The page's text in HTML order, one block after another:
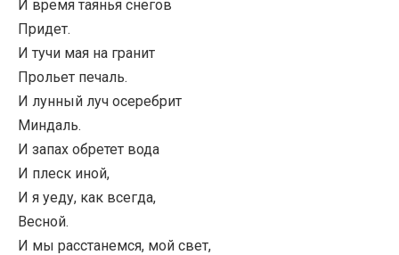
И время таянья снегов
Придет.
И тучи мая на гранит
Прольет печаль.
И лунный луч осеребрит
Миндаль.
И запах обретет вода
И плеск иной,
И я уеду, как всегда,
Весной.
И мы расстанемся, мой свет,